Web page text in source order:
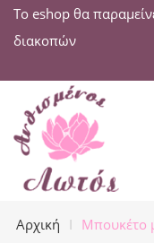
Το eshop θα
διακοπών
Αρχική Μπουκέτο